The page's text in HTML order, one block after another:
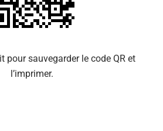
pour sauvegarder le code QR et
l’imprimer.